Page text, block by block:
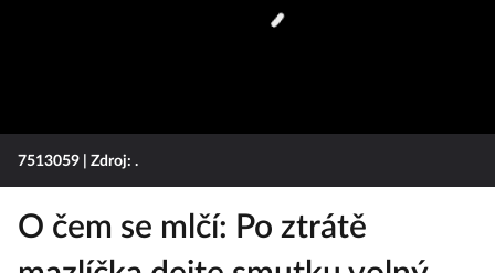
7513059 | Zdroj: .
O čem se mlčí: Po ztrátě